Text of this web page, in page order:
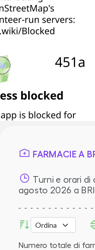
FARMACIE A
Turni e orari di
agosto 2026 a
Numero totale di